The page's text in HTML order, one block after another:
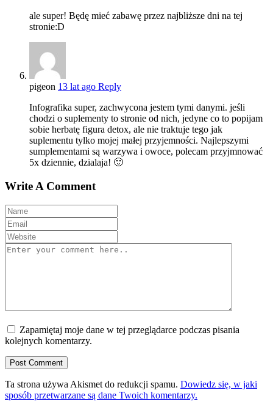
ale super! Będę mieć zabawę przez najbliższe dni na tej
stronie:D
pigeon 13 lat ago Reply
Infografika super, zachwycona jestem tymi danymi. jeśli
chodzi o suplementy to stronie od nich, jedyne co to popijam
sobie herbatę figura detox, ale nie traktuje tego jak
suplementu tylko mojej małej przyjemności. Najlepszymi
sumplementami są warzywa i owoce, polecam przyjmnować
5x dziennie, dzialaja! 🙂
Write A Comment
Zapamiętaj moje dane w tej przeglądarce podczas pisania
kolejnych komentarzy.
Ta strona używa Akismet do redukcji spamu. Dowiedz się, w jaki
sposób przetwarzane są dane Twoich komentarzy.